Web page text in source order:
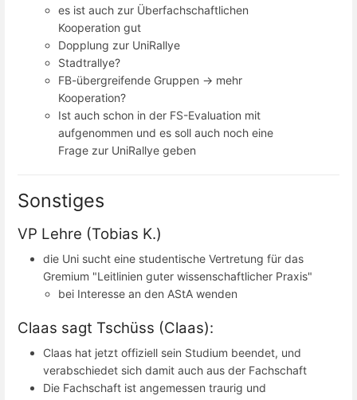
es ist auch zur Überfachschaftlichen
Kooperation gut
Dopplung zur UniRallye
Stadtrallye?
FB-übergreifende Gruppen -> mehr
Kooperation?
Ist auch schon in der FS-Evaluation mit
aufgenommen und es soll auch noch eine
Frage zur UniRallye geben
Sonstiges
VP Lehre (Tobias K.)
die Uni sucht eine studentische Vertretung für das
Gremium "Leitlinien guter wissenschaftlicher Praxis"
bei Interesse an den AStA wenden
Claas sagt Tschüss (Claas):
Claas hat jetzt offiziell sein Studium beendet, und
verabschiedet sich damit auch aus der Fachschaft
Die Fachschaft ist angemessen traurig und